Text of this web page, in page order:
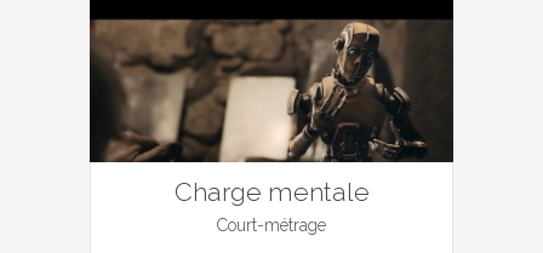
Charge mentale
Court-métrage